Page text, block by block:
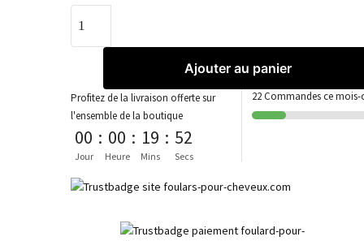
Ajouter au panier
Profitez de la livraison offerte sur
l'ensemble de la boutique
00
Jour
: 00
Heure
: 19
Mins
: 52
Secs
22 Commandes ce mois-